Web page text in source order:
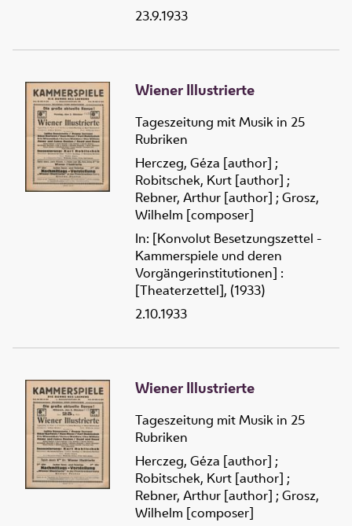
23.9.1933
Wiener Illustrierte
Tageszeitung mit Musik in 25
Rubriken
Herczeg, Géza [author] ;
Robitschek, Kurt [author] ;
Rebner, Arthur [author] ; Grosz,
Wilhelm [composer]
In: [Konvolut Besetzungszettel -
Kammerspiele und deren
Vorgängerinstitutionen] :
[Theaterzettel], (1933)
2.10.1933
Wiener Illustrierte
Tageszeitung mit Musik in 25
Rubriken
Herczeg, Géza [author] ;
Robitschek, Kurt [author] ;
Rebner, Arthur [author] ; Grosz,
Wilhelm [composer]